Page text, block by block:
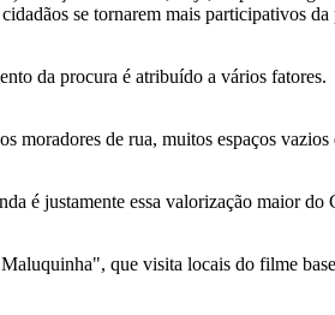
se tornarem mais participativos
da procura é atribuído a vários fatores.
de rua, muitos espaços vazios
é justamente essa valorização maior
que visita locais do filme